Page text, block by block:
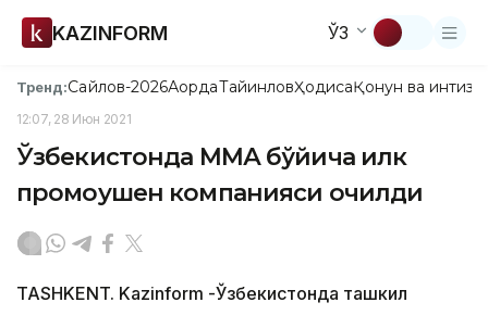
KAZINFORM ЎЗ
Тренд:Сайлов-2026АқордаТайинловҲодисаҚонун ва
12:07, 28 Июн 2021
Ўзбекистонда ММА бўйича илк
промоушен компанияси очилди
TASHKENT. Kazinform -Ўзбекистонда ташкил